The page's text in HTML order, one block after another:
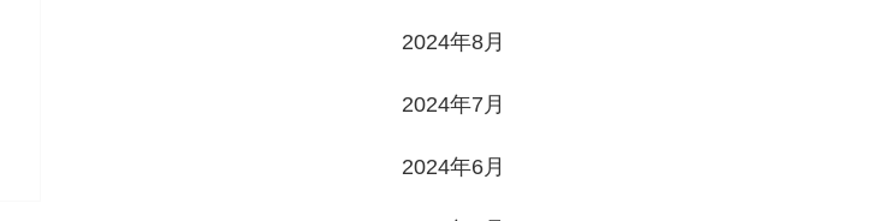
2024年8月
2024年7月
2024年6月